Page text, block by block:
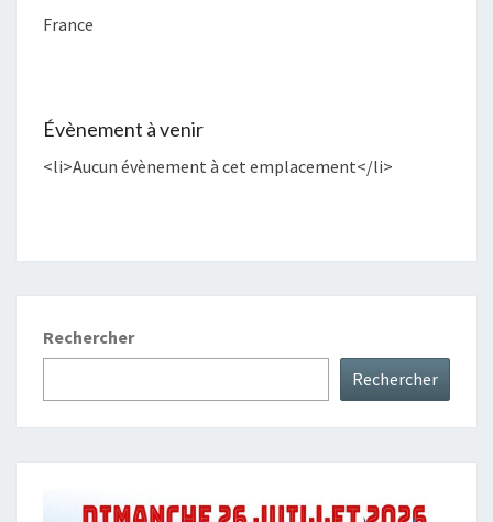
France
Évènement à venir
<li>Aucun évènement à cet emplacement</li>
Rechercher
Rechercher